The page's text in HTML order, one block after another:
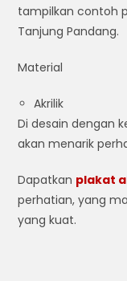
tampilkan contoh
Tanjung Pandang.
Material
Akrilik
Di desain dengan
akan menarik
Dapatkan plakat
perhatian, yang
yang kuat.